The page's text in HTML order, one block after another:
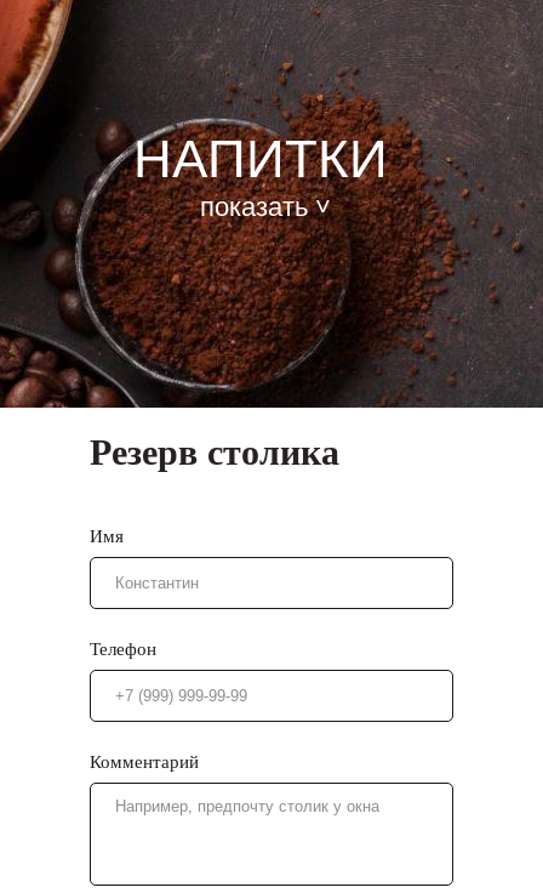
НАПИТКИ
показать ˅
Имя
Телефон
Комментарий
Резерв столика